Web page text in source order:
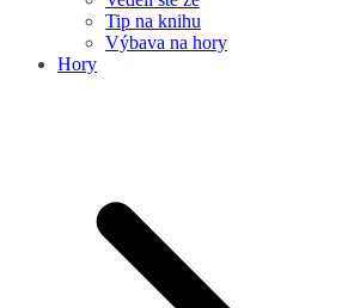
Tip na knihu
Výbava na hory
Hory